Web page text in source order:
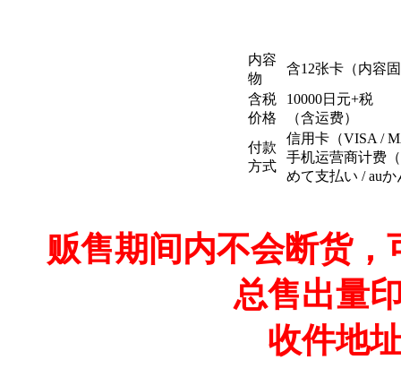
内容
物
含12张卡（内容
含税
价格
10000日元+税
（含运费）
付款
方式
信用卡（VISA /
手机运营商计费
めて支払い / au
贩售期间内不会断货
总售出量
收件地